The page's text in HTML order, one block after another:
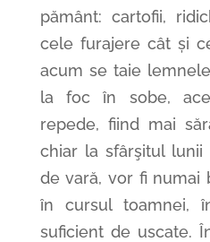
pământ: cartofii,
cele furajere cât și
acum se taie
la foc în sobe,
repede, fiind mai
chiar la sfârşitul lunii
de vară, vor fi numai
în cursul toamnei,
suficient de uscate.